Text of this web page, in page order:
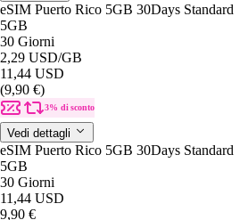
eSIM Puerto Rico 5GB 30Days Standard
5GB
30 Giorni
2,29 USD/GB
11,44 USD
(9,90 €)
3% di sconto
Vedi dettagli
eSIM Puerto Rico 5GB 30Days Standard
5GB
30 Giorni
11,44 USD
9,90 €